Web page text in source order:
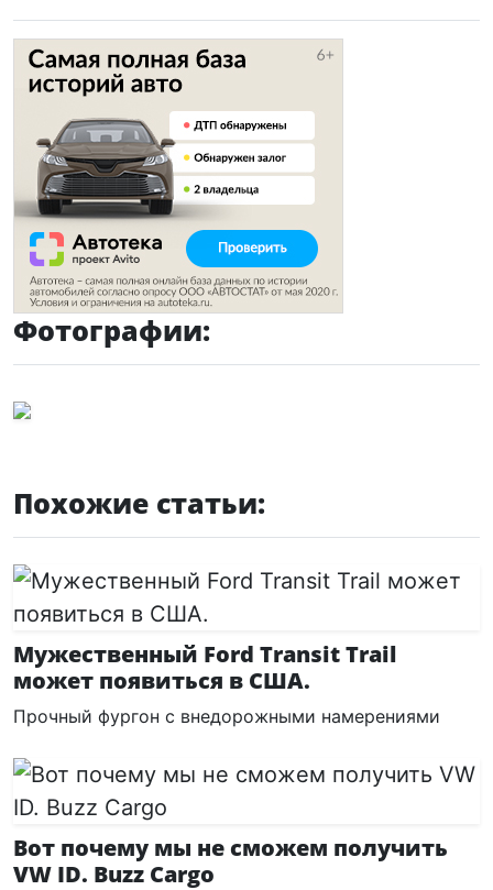
Фотографии:
Похожие статьи:
Мужественный Ford Transit Trail
может появиться в США.
Прочный фургон с внедорожными намерениями
Вот почему мы не сможем получить
VW ID. Buzz Cargo